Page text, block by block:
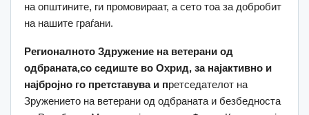
на општините, ги промовираат, а сето тоа за добробит
на нашите граѓани.
Регионалното Здружение на ветерани од
одбраната,со седиште во Охрид, за најактивно и
најбројно го претставува и претседателот на
Зружението на ветерани од одбраната и безбедноста